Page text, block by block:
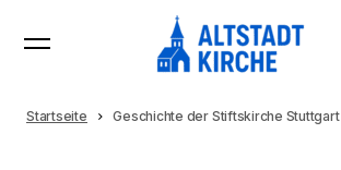
Startseite Geschichte der Stiftskirche Stuttgart